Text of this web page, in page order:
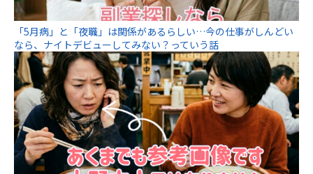
「5月病」と「夜職」は関係があるらしい…今の仕事がしんどい
なら、ナイトデビューしてみない？っていう話